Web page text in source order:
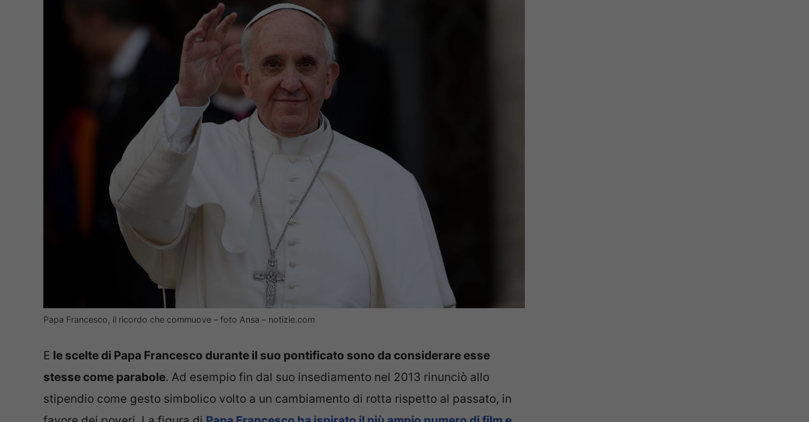
Papa Francesco, il ricordo che commuove – foto Ansa – notizie.com
E le scelte di Papa Francesco durante il suo pontificato sono da considerare esse
stesse come parabole. Ad esempio fin dal suo insediamento nel 2013 rinunciò allo
stipendio come gesto simbolico volto a un cambiamento di rotta rispetto al passato, in